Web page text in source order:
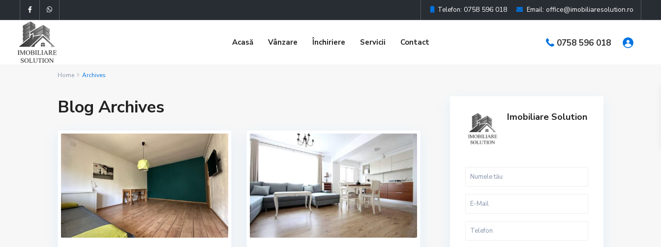
Telefon: 0758 596 018 Email: office@imobiliaresolution.ro
0758 596 018
Acasă Vânzare Închiriere Servicii Contact
Home Archives
Blog Archives Imobiliare Solution